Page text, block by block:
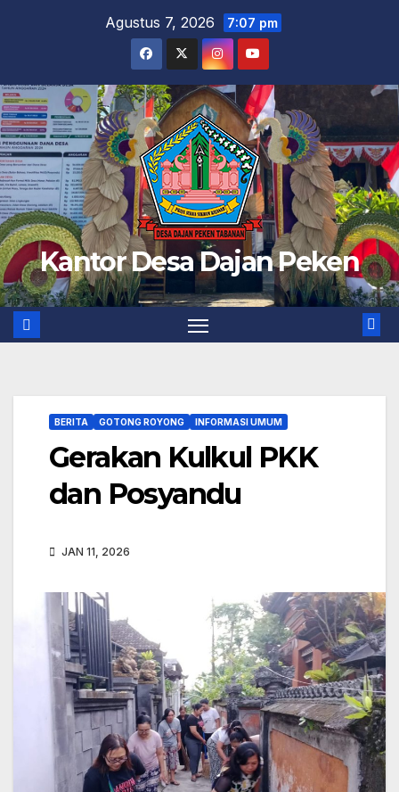
Agustus 7, 2026 7:07 pm
Kantor Desa Dajan Peken
BERITA GOTONG ROYONG INFORMASI UMUM
Gerakan Kulkul PKK
dan Posyandu
JAN 11, 2026